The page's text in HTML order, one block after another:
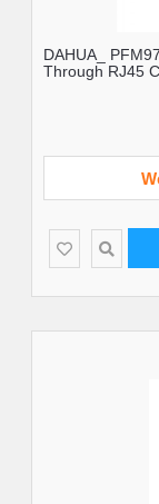
DAHUA_
Through RJ45